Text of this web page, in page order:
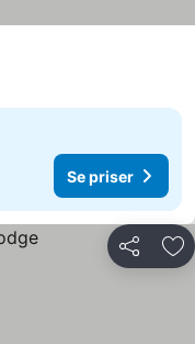
Se priser
Dela